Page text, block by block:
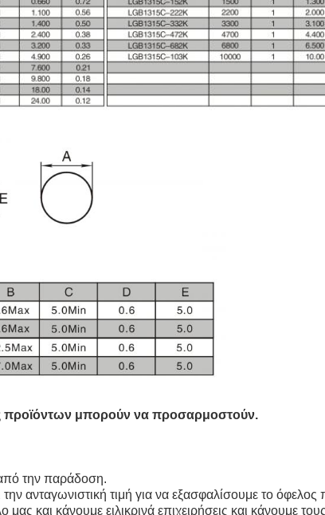
προϊόντων μπορούν να προσαρμοστούν.
την παράδοση.
ανταγωνιστική τιμή για να εξασφαλίσουμε το
και κάνουμε ειλικρινά επιχειρήσεις και κάνουμε